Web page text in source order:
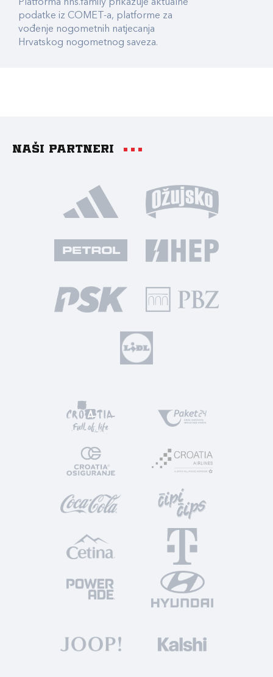
Platforma hns.family prikazuje aktualne
podatke iz COMET-a, platforme za
vođenje nogometnih natjecanja
Hrvatskog nogometnog saveza.
Naši partneri